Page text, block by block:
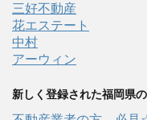
三好不動産
花エステート
中村
アーウィン
新しく登録された福岡県